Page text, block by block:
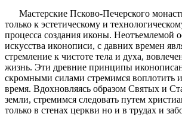
Мастерские Псково-Печерского
только к эстетическому и
процесса создания иконы. Неотъемлемой
искусства иконописи, с давних времен
стремление к чистоте тела и духа,
жизнь. Эти древние принципы
скромными силами стремимся воплотить
время. Вдохновляясь образом Святых и
земли, стремимся следовать путем
только в стенах церкви но и в трудах и